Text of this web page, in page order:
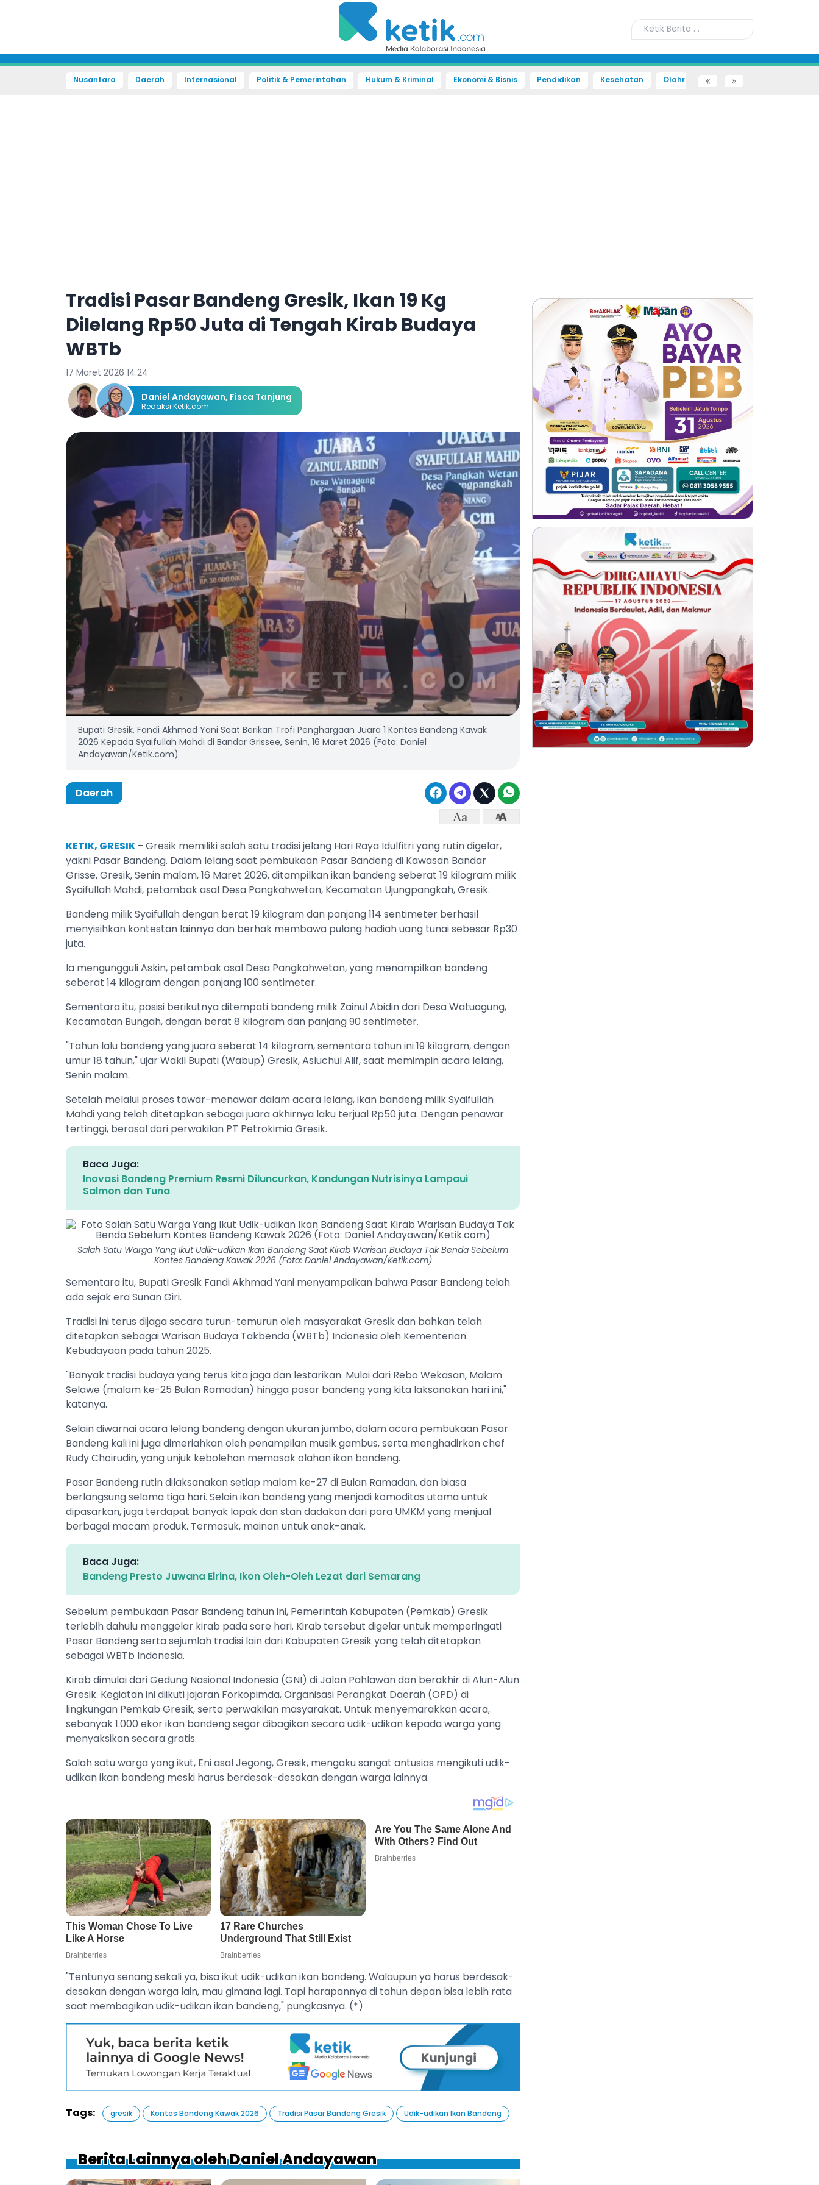
Nusantara Daerah Internasional Politik & Pemerintahan Hukum & Kriminal Ekonomi & Bisnis Pendidikan Kesehatan Olahraga Sains dan Teknologi
Tradisi Pasar Bandeng Gresik, Ikan 19 Kg
Dilelang Rp50 Juta di Tengah Kirab Budaya
WBTb
17 Maret 2026 14:24
Daniel Andayawan, Fisca Tanjung
Redaksi Ketik.com
Bupati Gresik, Fandi Akhmad Yani Saat Berikan Trofi Penghargaan Juara 1 Kontes Bandeng Kawak
2026 Kepada Syaifullah Mahdi di Bandar Grissee, Senin, 16 Maret 2026 (Foto: Daniel
Andayawan/Ketik.com)
Daerah
KETIK, GRESIK– Gresik memiliki salah satu tradisi jelang Hari Raya Idulfitri yang rutin digelar,
yakni Pasar Bandeng. Dalam lelang saat pembukaan Pasar Bandeng di Kawasan Bandar
Grisse, Gresik, Senin malam, 16 Maret 2026, ditampilkan ikan bandeng seberat 19 kilogram milik
Syaifullah Mahdi, petambak asal Desa Pangkahwetan, Kecamatan Ujungpangkah, Gresik.
Bandeng milik Syaifullah dengan berat 19 kilogram dan panjang 114 sentimeter berhasil
menyisihkan kontestan lainnya dan berhak membawa pulang hadiah uang tunai sebesar Rp30
juta.
Ia mengungguli Askin, petambak asal Desa Pangkahwetan, yang menampilkan bandeng
seberat 14 kilogram dengan panjang 100 sentimeter.
Sementara itu, posisi berikutnya ditempati bandeng milik Zainul Abidin dari Desa Watuagung,
Kecamatan Bungah, dengan berat 8 kilogram dan panjang 90 sentimeter.
"Tahun lalu bandeng yang juara seberat 14 kilogram, sementara tahun ini 19 kilogram, dengan
umur 18 tahun," ujar Wakil Bupati (Wabup) Gresik, Asluchul Alif, saat memimpin acara lelang,
Senin malam.
Setelah melalui proses tawar-menawar dalam acara lelang, ikan bandeng milik Syaifullah
Mahdi yang telah ditetapkan sebagai juara akhirnya laku terjual Rp50 juta. Dengan penawar
tertinggi, berasal dari perwakilan PT Petrokimia Gresik.
Baca Juga:
Inovasi Bandeng Premium Resmi Diluncurkan, Kandungan Nutrisinya Lampaui
Salmon dan Tuna
Salah Satu Warga Yang Ikut Udik-udikan Ikan Bandeng Saat Kirab Warisan Budaya Tak Benda Sebelum
Kontes Bandeng Kawak 2026 (Foto: Daniel Andayawan/Ketik.com)
Sementara itu, Bupati Gresik Fandi Akhmad Yani menyampaikan bahwa Pasar Bandeng telah
ada sejak era Sunan Giri.
Tradisi ini terus dijaga secara turun-temurun oleh masyarakat Gresik dan bahkan telah
ditetapkan sebagai Warisan Budaya Takbenda (WBTb) Indonesia oleh Kementerian
Kebudayaan pada tahun 2025.
"Banyak tradisi budaya yang terus kita jaga dan lestarikan. Mulai dari Rebo Wekasan, Malam
Selawe (malam ke-25 Bulan Ramadan) hingga pasar bandeng yang kita laksanakan hari ini,"
katanya.
Selain diwarnai acara lelang bandeng dengan ukuran jumbo, dalam acara pembukaan Pasar
Bandeng kali ini juga dimeriahkan oleh penampilan musik gambus, serta menghadirkan chef
Rudy Choirudin, yang unjuk kebolehan memasak olahan ikan bandeng.
Pasar Bandeng rutin dilaksanakan setiap malam ke-27 di Bulan Ramadan, dan biasa
berlangsung selama tiga hari. Selain ikan bandeng yang menjadi komoditas utama untuk
dipasarkan, juga terdapat banyak lapak dan stan dadakan dari para UMKM yang menjual
berbagai macam produk. Termasuk, mainan untuk anak-anak.
Baca Juga:
Bandeng Presto Juwana Elrina, Ikon Oleh-Oleh Lezat dari Semarang
Sebelum pembukaan Pasar Bandeng tahun ini, Pemerintah Kabupaten (Pemkab) Gresik
terlebih dahulu menggelar kirab pada sore hari. Kirab tersebut digelar untuk memperingati
Pasar Bandeng serta sejumlah tradisi lain dari Kabupaten Gresik yang telah ditetapkan
sebagai WBTb Indonesia.
Kirab dimulai dari Gedung Nasional Indonesia (GNI) di Jalan Pahlawan dan berakhir di Alun-Alun
Gresik. Kegiatan ini diikuti jajaran Forkopimda, Organisasi Perangkat Daerah (OPD) di
lingkungan Pemkab Gresik, serta perwakilan masyarakat. Untuk menyemarakkan acara,
sebanyak 1.000 ekor ikan bandeng segar dibagikan secara udik-udikan kepada warga yang
menyaksikan secara gratis.
Salah satu warga yang ikut, Eni asal Jegong, Gresik, mengaku sangat antusias mengikuti udik-
udikan ikan bandeng meski harus berdesak-desakan dengan warga lainnya.
"Tentunya senang sekali ya, bisa ikut udik-udikan ikan bandeng. Walaupun ya harus berdesak-
desakan dengan warga lain, mau gimana lagi. Tapi harapannya di tahun depan bisa lebih rata
saat membagikan udik-udikan ikan bandeng," pungkasnya. (*)
Tags: gresik Kontes Bandeng Kawak 2026 Tradisi Pasar Bandeng Gresik Udik-udikan Ikan Bandeng
Berita Lainnya oleh Daniel Andayawan